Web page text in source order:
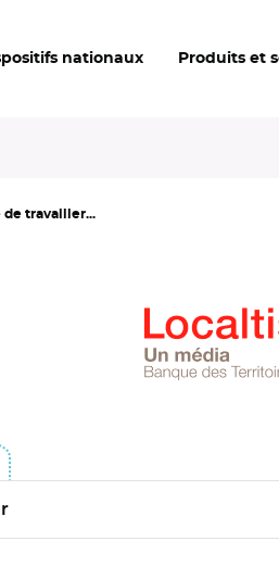
nationaux Produits et
de travailler...